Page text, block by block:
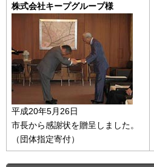
株式会社キープグループ様
平成20年5月26日
市長から感謝状を贈呈しました。
（団体指定寄付）